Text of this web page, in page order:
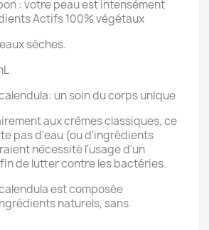
: votre peau est intensément
Actifs 100% végétaux
sèches.
un soin du corps unique
aux crèmes classiques, ce
pas d'eau (ou d'ingrédients
nécessité l'usage d'un
de lutter contre les bactéries.
est composée
naturels, sans